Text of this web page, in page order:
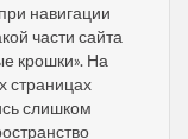
навигации
части сайта
крошки». На
страницах
слишком